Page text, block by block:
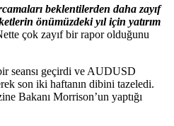
beklentilerden daha zayıf
önümüzdeki yıl için yatırım
çok zayıf bir rapor olduğunu
seansı geçirdi ve AUDUSD
son iki haftanın dibini tazeledi.
Bakanı Morrison’un yaptığı